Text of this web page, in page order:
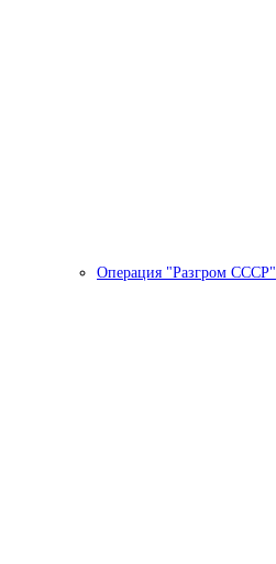
Операция "Разгром СССР"